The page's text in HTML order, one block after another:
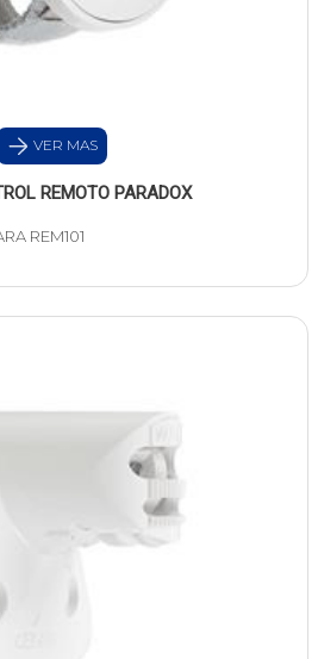
VER MAS
REMOTO PARADOX
REM101